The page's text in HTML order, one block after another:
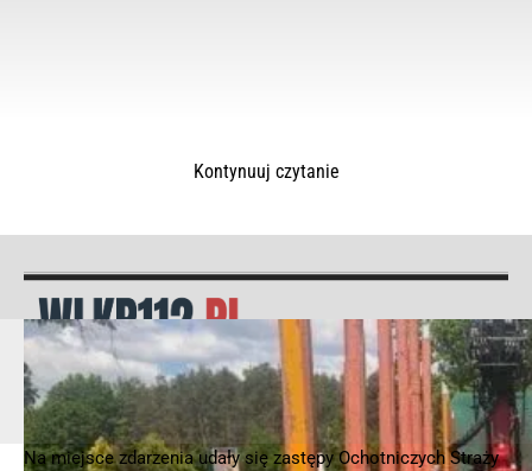
Na miejsce zdarzenia udały się zastępy Ochotniczych Straży
Kontynuuj czytanie
© 2025 – Wielkopolska 112, Wszelkie prawa zastrzeżone | hvln.pl